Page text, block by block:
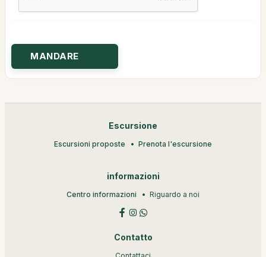
Escursione
Escursioni proposte Prenota l'escursione
informazioni
Centro informazioni Riguardo a noi
Contatto